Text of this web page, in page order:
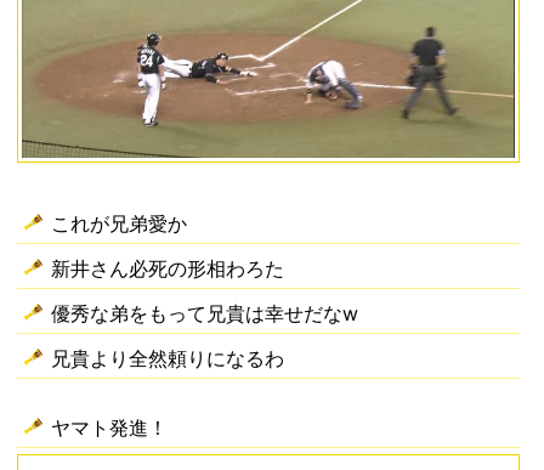
これが兄弟愛か
新井さん必死の形相わろた
優秀な弟をもって兄貴は幸せだなw
兄貴より全然頼りになるわ
ヤマト発進！